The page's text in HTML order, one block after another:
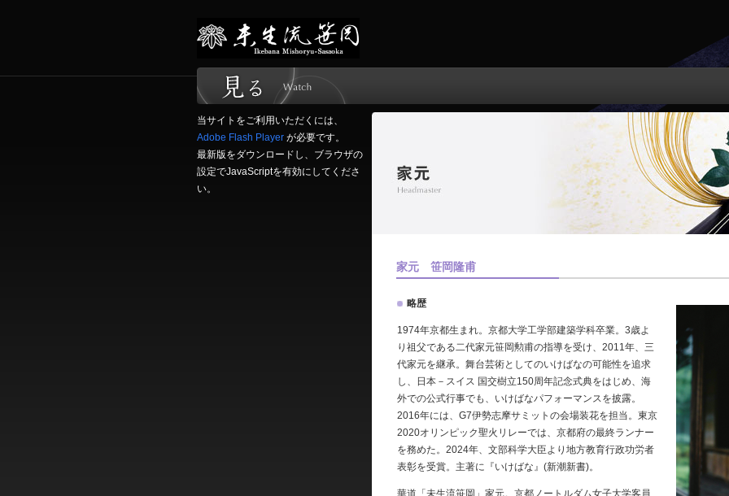
当サイトをご利用いただくには、
Adobe Flash Player が必要です。
最新版をダウンロードし、ブラウザの
設定でJavaScriptを有効にしてくださ
い。
家元 笹岡隆甫
略歴
1974年京都生まれ。京都大学工学部建築学科卒業。3歳よ
り祖父である二代家元笹岡勲甫の指導を受け、2011年、三
代家元を継承。舞台芸術としてのいけばなの可能性を追求
し、日本－スイス 国交樹立150周年記念式典をはじめ、海
外での公式行事でも、いけばなパフォーマンスを披露。
2016年には、G7伊勢志摩サミットの会場装花を担当。東京
2020オリンピック聖火リレーでは、京都府の最終ランナー
を務めた。2024年、文部科学大臣より地方教育行政功労者
表彰を受賞。主著に『いけばな』(新潮新書)。
華道「未生流笹岡」家元。京都ノートルダム女子大学客員